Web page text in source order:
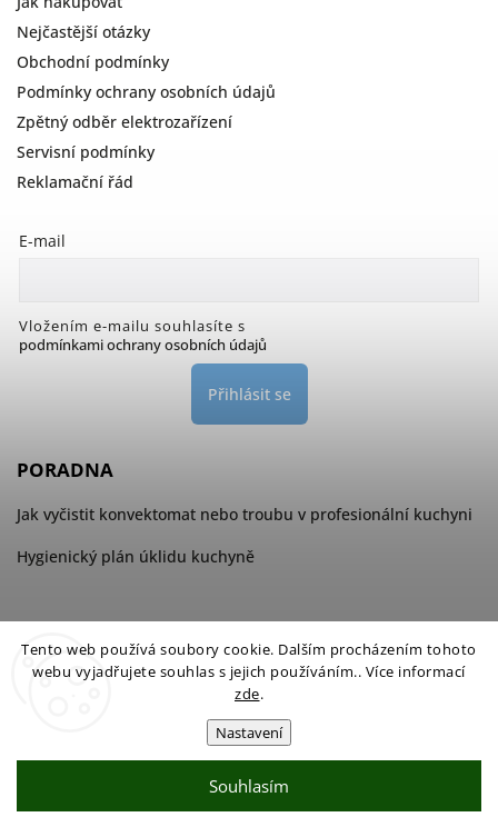
Tento web používá soubory cookie. Dalším procházením tohoto
webu vyjadřujete souhlas s jejich používáním.. Více informací
zde.
Nastavení
Souhlasím
Nejčastější otázky
Obchodní podmínky
Podmínky ochrany osobních údajů
Zpětný odběr elektrozařízení
Servisní podmínky
Reklamační řád
E-mail
Vložením e-mailu souhlasíte s
podmínkami ochrany osobních údajů
Přihlásit se
PORADNA
Jak vyčistit konvektomat nebo troubu v profesionální kuchyni
Hygienický plán úklidu kuchyně